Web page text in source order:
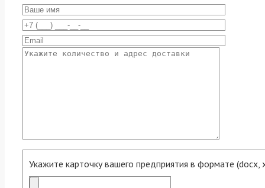
Укажите карточку вашего предприятия в формате (docx,